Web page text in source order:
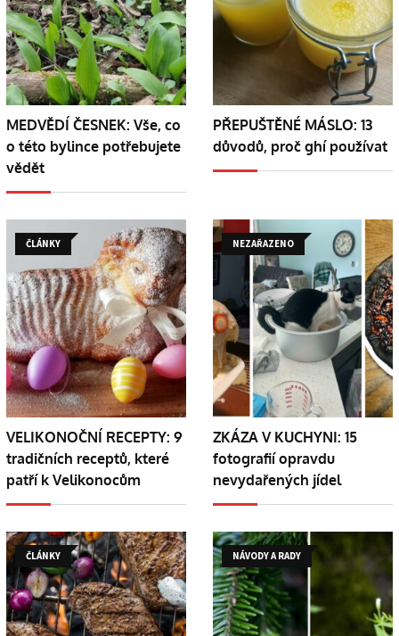
MEDVĚDÍ ČESNEK: Vše, co
o této bylince potřebujete
vědět
PŘEPUŠTĚNÉ MÁSLO: 13
důvodů, proč ghí používat
ČLÁNKY
VELIKONOČNÍ RECEPTY: 9
tradičních receptů, které
patří k Velikonocům
NEZAŘAZENO
ZKÁZA V KUCHYNI: 15
fotografií opravdu
nevydařených jídel
ČLÁNKY NÁVODY A RADY